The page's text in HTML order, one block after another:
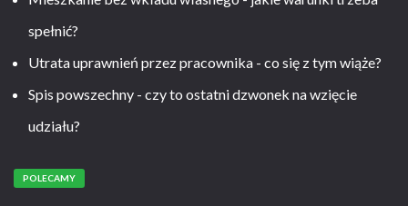
spełnić?
Utrata uprawnień przez pracownika - co się z tym wiąże?
Spis powszechny - czy to ostatni dzwonek na wzięcie
udziału?
POLECAMY